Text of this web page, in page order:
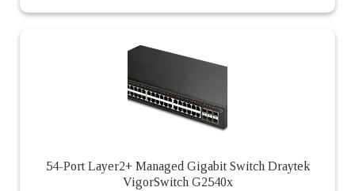
54-Port Layer2+ Managed Gigabit Switch Draytek
VigorSwitch G2540x